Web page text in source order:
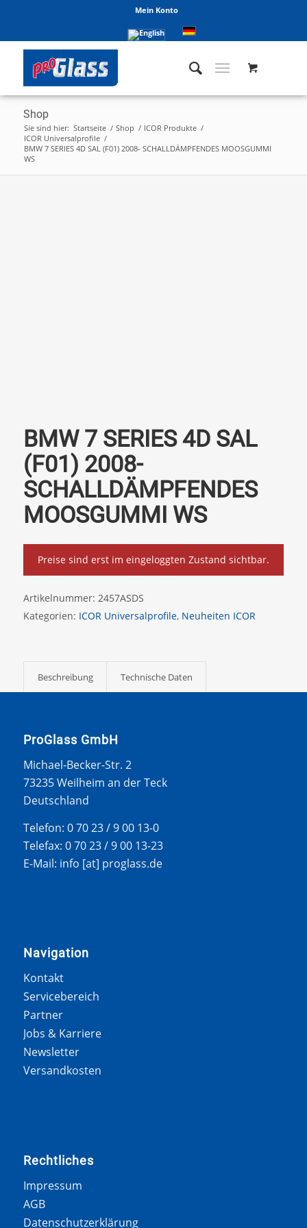
Mein Konto
Shop
Sie sind hier: Startseite / Shop / ICOR Produkte /
ICOR Universalprofile /
BMW 7 SERIES 4D SAL (F01) 2008- SCHALLDÄMPFENDES MOOSGUMMI
WS
BMW 7 SERIES 4D SAL
(F01) 2008-
SCHALLDÄMPFENDES
MOOSGUMMI WS
Preise sind erst im eingeloggten Zustand sichtbar.
Artikelnummer: 2457ASDS
Kategorien: ICOR Universalprofile, Neuheiten ICOR
Beschreibung Technische Daten
ProGlass GmbH
Michael-Becker-Str. 2
73235 Weilheim an der Teck
Deutschland
Telefon: 0 70 23 / 9 00 13-0
Telefax: 0 70 23 / 9 00 13-23
E-Mail: info [at] proglass.de
Navigation
Kontakt
Servicebereich
Partner
Jobs & Karriere
Newsletter
Versandkosten
Rechtliches
Impressum
AGB
Datenschutzerklärung